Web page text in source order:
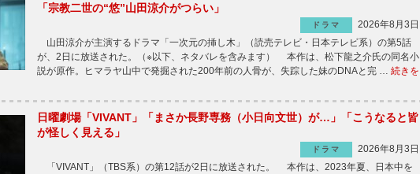
「宗教二世の“悠”山田涼介がつらい」
ドラマ
2026年8月3日
山田涼介が主演するドラマ「一次元の挿し木」（読売テレビ・日本テレビ系）の第5話
が、2日に放送された。（※以下、ネタバレを含みます） 本作は、松下龍之介氏の同名小
説が原作。ヒマラヤ山中で発掘された200年前の人骨が、失踪した妹のDNAと完 … 続きを
日曜劇場「VIVANT」「まさか長野専務（小日向文世）が…」「こうなると皆
が怪しく見える」
ドラマ
2026年8月3日
「VIVANT」（TBS系）の第12話が2日に放送された。 本作は、2023年夏、日本中を